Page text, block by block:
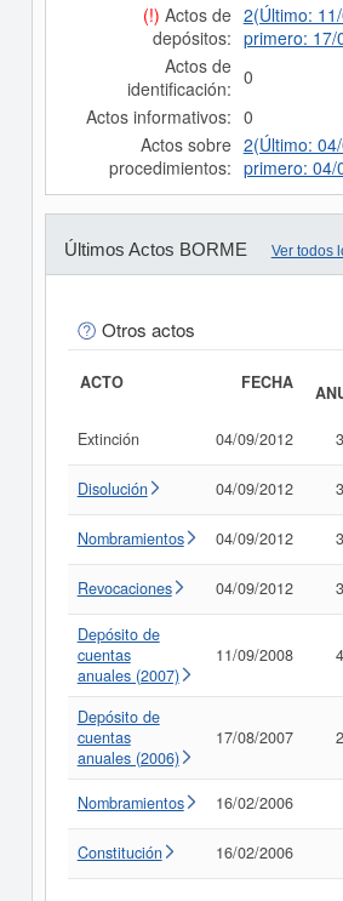
(!) Actos de
depósitos:
2(Último:
primero: 17/
Actos de
identificación: 0
Actos informativos: 0
Actos sobre
procedimientos:
2(Último:
primero: 04/
Últimos Actos BORME Ver todos
Otros actos
ACTO FECHA
Extinción 04/09/2012
Disolución 04/09/2012
Nombramientos 04/09/2012
Revocaciones 04/09/2012
Depósito de
cuentas
anuales (2007)
11/09/2008
Depósito de
cuentas
anuales (2006)
17/08/2007
Nombramientos 16/02/2006
Constitución 16/02/2006